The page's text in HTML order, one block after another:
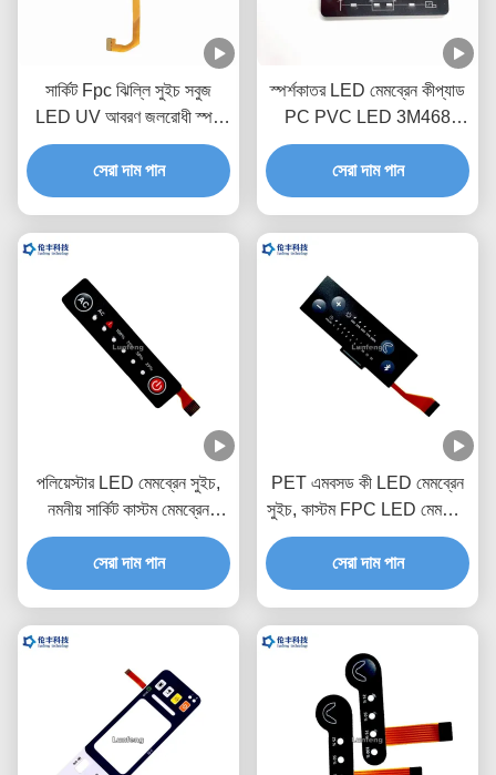
সার্কিট Fpc ঝিল্লি সুইচ সবুজ
LED UV আবরণ জলরোধী স্পর্শ
কীবোর্ড
সেরা দাম পান
স্পর্শকাতর LED মেমব্রেন কীপ্যাড
PC PVC LED 3M468
জলরোধী নমনীয় ঝিল্লি সুইচ
সেরা দাম পান
পলিয়েস্টার LED মেমব্রেন সুইচ,
নমনীয় সার্কিট কাস্টম মেমব্রেন
কীপ্যাড
সেরা দাম পান
PET এমবসড কী LED মেমব্রেন
সুইচ, কাস্টম FPC LED মেমব্রেন
কীপ্যাড
সেরা দাম পান